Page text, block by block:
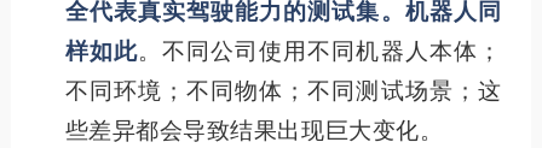
全代表真实驾驶能力的测试集。机器人同
样如此。不同公司使用不同机器人本体；
不同环境；不同物体；不同测试场景；这
些差异都会导致结果出现巨大变化。